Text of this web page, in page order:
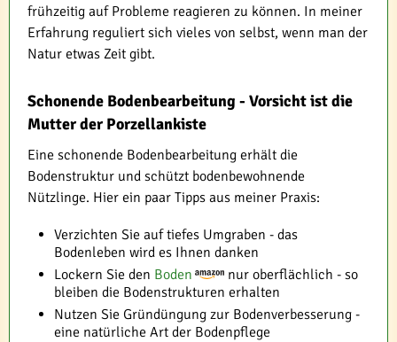
frühzeitig auf Probleme reagieren zu können. In meiner
Erfahrung reguliert sich vieles von selbst, wenn man der
Natur etwas Zeit gibt.
Schonende Bodenbearbeitung - Vorsicht ist die
Mutter der Porzellankiste
Eine schonende Bodenbearbeitung erhält die
Bodenstruktur und schützt bodenbewohnende
Nützlinge. Hier ein paar Tipps aus meiner Praxis:
Verzichten Sie auf tiefes Umgraben - das
Bodenleben wird es Ihnen danken
Lockern Sie den Boden
nur oberflächlich - so
bleiben die Bodenstrukturen erhalten
Nutzen Sie Gründüngung zur Bodenverbesserung -
eine natürliche Art der Bodenpflege